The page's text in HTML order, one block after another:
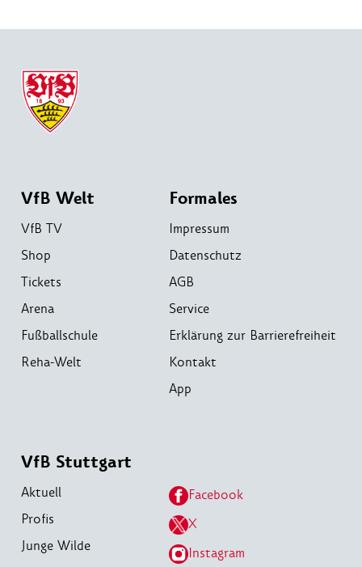
VfB Welt
VfB TV
Shop
Tickets
Arena
Fußballschule
Reha-Welt
Formales
Impressum
Datenschutz
AGB
Service
Erklärung zur Barrierefreiheit
Kontakt
App
VfB Stuttgart
Aktuell
Profis
Junge Wilde
Facebook
X
Instagram